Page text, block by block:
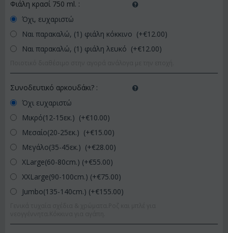
Φιάλη κρασί 750 ml. :
Όχι, ευχαριστώ
Ναι παρακαλώ, (1) φιάλη κόκκινο (+€12.00)
Ναι παρακαλώ, (1) φιάλη λευκό (+€12.00)
Συνοδευτικό αρκουδάκι? :
Όχι ευχαριστώ
Μικρό(12-15εκ.) (+€10.00)
Μεσαίο(20-25εκ.) (+€15.00)
Μεγάλο(35-45εκ.) (+€28.00)
XLarge(60-80cm.) (+€55.00)
XXLarge(90-100cm.) (+€75.00)
Jumbo(135-140cm.) (+€155.00)